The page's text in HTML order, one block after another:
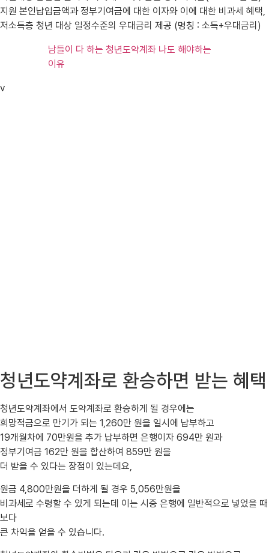
지원 본인납입금액과 정부기여금에 대한 이자와 이에 대한 비과세 혜택,
저소득층 청년 대상 일정수준의 우대금리 제공 (명칭 : 소득+우대금리)
남들이 다 하는 청년도약계좌 나도 해야하는
이유
v
청년도약계좌로 환승하면 받는 혜택
청년도약계좌에서 도약계좌로 환승하게 될 경우에는
희망적금으로 만기가 되는 1,260만 원을 일시에 납부하고
19개월차에 70만원을 추가 납부하면 은행이자 694만 원과
정부기여금 162만 원을 합산하여 859만 원을
더 받을 수 있다는 장점이 있는데요,
원금 4,800만원을 더하게 될 경우 5,056만원을
비과세로 수령할 수 있게 되는데 이는 시중 은행에 일반적으로 넣었을 때
보다
큰 차익을 얻을 수 있습니다.